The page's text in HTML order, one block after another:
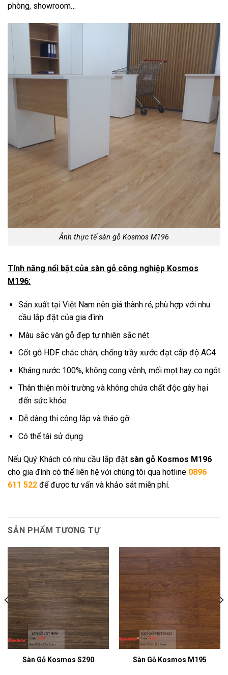
phòng, showroom…
Ảnh thực tế sàn gỗ Kosmos M196
Tính năng nổi bật của sàn gỗ công nghiệp Kosmos
M196:
Sản xuất tại Việt Nam nên giá thành rẻ, phù hợp với nhu
cầu lắp đặt của gia đình
Màu sắc vân gỗ đẹp tự nhiên sắc nét
Cốt gỗ HDF chắc chắn, chống trầy xước đạt cấp độ AC4
Kháng nước 100%, không cong vênh, mối mọt hay co ngót
Thân thiện môi trường và không chứa chất độc gây hại
đến sức khỏe
Dễ dàng thi công lắp và tháo gỡ
Có thể tái sử dụng
Nếu Quý Khách có nhu cầu lắp đặt sàn gỗ Kosmos M196
cho gia đình có thể liên hệ với chúng tôi qua hotline 0896
611 522 để được tư vấn và khảo sát miễn phí.
SẢN PHẨM TƯƠNG TỰ
Sàn Gỗ Kosmos S290 Sàn Gỗ Kosmos M195